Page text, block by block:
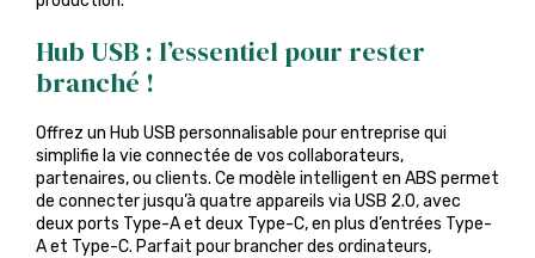
Hub USB : l’essentiel pour rester
branché !
Offrez un Hub USB personnalisable pour entreprise qui
simplifie la vie connectée de vos collaborateurs,
partenaires, ou clients. Ce modèle intelligent en ABS permet
de connecter jusqu’à quatre appareils via USB 2.0, avec
deux ports Type-A et deux Type-C, en plus d’entrées Type-
A et Type-C. Parfait pour brancher des ordinateurs,